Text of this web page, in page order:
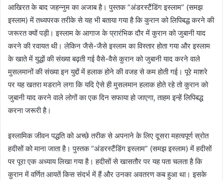
आखिरत के बाद जहन्नुम का अजाब है। पुस्तक “अंडरस्टैंडिंग इस्लाम” (समझ
इस्लाम) में तथ्यपरक तरीके से यह भी बताया गया है कि कुरान को लिपिबद्ध करने की
जरूरत क्यों पड़ी। इस्लाम के आगाज के प्रारंभिक दौर में कुरान को जुबानी याद
करने की रवायत थी। लेकिन जैसे-जैसे इस्लाम का विस्तार होता गया और इस्लाम
के खाते में युद्धों की संख्या बढ़ती गई वैसे-वैसे कुरान को जुबानी याद करने वाले
मुसलमानों की संख्या इन युद्दों में हलाक होने की वजह से कम होती गई। पूरे माशरे
पर यह खतरा मडराने लगा कि यदि ऐसे ही मुसलमान हलाक होते रहे तो कुरान को
जुबानी याद करने वाले लोगों का एक दिन सफाया हो जाएगा, ताहम इन्हें लिपिबद्ध
करना जरूरी है।
इस्लामिक जीवन पद्धति को अच्छे तरीक से अपनाने के लिए दूसरा महत्वपूर्ण स्रोत
हदीसों को माना जाता है। पुस्तक “अंडरस्टैंडिंग इस्लाम” (समझ इस्लाम) में हदीसों
पर पूरा एक अध्याय लिखा गया है। हदीसों से खासतौर पर यह पता चलता है कि
कुरान में वर्णित आयतें किस संदर्भ में हैं और उनका अवतरण कब हुआ था। इसके